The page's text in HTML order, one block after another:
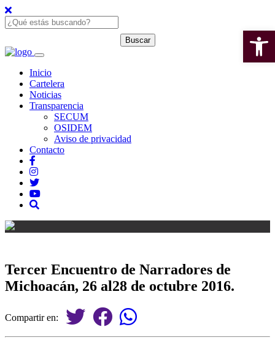
Inicio
Cartelera
Noticias
Transparencia
SECUM
OSIDEM
Aviso de privacidad
Contacto
Tercer Encuentro de Narradores de
Michoacán, 26 al28 de octubre 2016.
Compartir en: